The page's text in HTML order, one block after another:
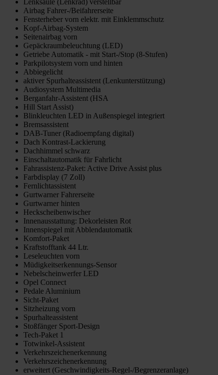
Lenksäule (Lenkrad) verstellbar
Airbag Fahrer-/Beifahrerseite
Fensterheber vorn elektr. mit Einklemmschutz
Kopf-Airbag-System
Seitenairbag vorn
Gepäckraumbeleuchtung (LED)
Getriebe Automatik - mit Start-/Stop (8-Stufen)
Parkpilotsystem vorn und hinten
Abbiegelicht
aktiver Spurhalteassistent (Lenkunterstützung)
Audiosystem Multimedia
Berganfahr-Assistent (HSA
Hill Start Assist)
Blinkleuchten LED in Außenspiegel integriert
Bremsassistent
DAB-Tuner (Radioempfang digital)
Dach Kontrast-Lackierung
Dachhimmel schwarz
Einschaltautomatik für Fahrlicht
Fahrassistenz-Paket: Active Drive Assist plus
Farbdisplay (7 Zoll)
Fernlichtassistent
Gurtwarner Fahrerseite
Gurtwarner hinten
Heckscheibenwischer
Innenausstattung: Dekorleisten Rot
Innenspiegel mit Abblendautomatik
Komfort-Paket
Kraftstofftank 44 Ltr.
Leseleuchten vorn
Müdigkeitserkennungs-Sensor
Nebelscheinwerfer LED
Opel Connect
Pedale Aluminium
Sicht-Paket
Sitzheizung vorn
Spurhalteassistent
Stoßfänger Sport-Design
Tech-Paket 1
Totwinkel-Assistent
Verkehrszeichenerkennung
Verkehrszeichenerkennung
erweitert (Geschwindigkeits-Regel-/Begrenzeranlage)